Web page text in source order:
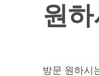
원
방문 원하시